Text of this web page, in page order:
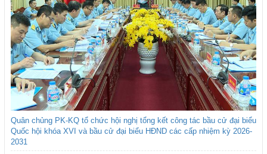
Quân chủng PK-KQ tổ chức hội nghị tổng kết công tác bầu cử đại biểu
Quốc hội khóa XVI và bầu cử đại biểu HĐND các cấp nhiệm kỳ 2026-
2031